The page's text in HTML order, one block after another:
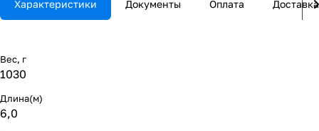
Характеристики Документы Оплата Доставка
Вес, г
1030
Длина(м)
6,0